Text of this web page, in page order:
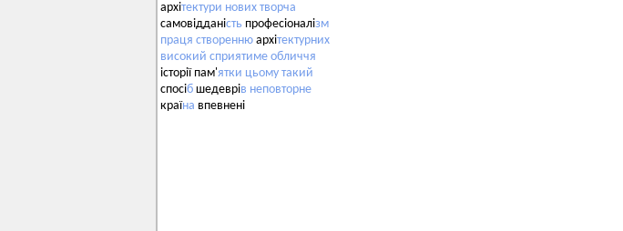
архітектури нових творча
самовідданість професіоналізм
праця створенню архітектурних
високий сприятиме обличчя
історії пам'ятки цьому такий
спосіб шедеврів неповторне
країна впевнені